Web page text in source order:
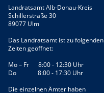
Landratsamt Alb-Donau-Kreis
Schillerstraße 30
89077 Ulm
Das Landratsamt ist zu folgenden
Zeiten geöffnet:
Mo – Fr 8:00 - 12:30 Uhr
Do 8:00 - 17:30 Uhr
Die einzelnen Ämter haben